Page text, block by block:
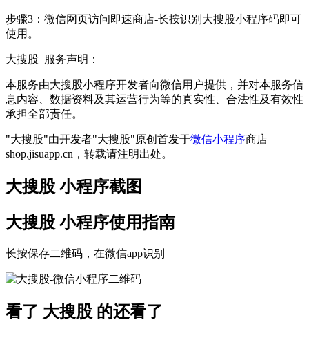
步骤3：微信网页访问即速商店-长按识别大搜股小程序码即可
使用。
大搜股_服务声明：
本服务由大搜股小程序开发者向微信用户提供，并对本服务信
息内容、数据资料及其运营行为等的真实性、合法性及有效性
承担全部责任。
"大搜股"由开发者"大搜股"原创首发于微信小程序商店
shop.jisuapp.cn，转载请注明出处。
大搜股 小程序截图
大搜股 小程序使用指南
长按保存二维码，在微信app识别
看了 大搜股 的还看了